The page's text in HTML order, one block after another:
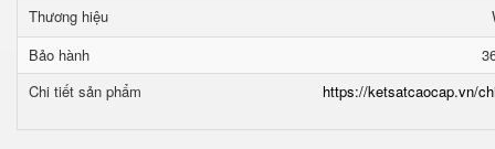
Thương hiệu
Bảo hành
Chi tiết sản phẩm
https://ketsatcaocap.vn/